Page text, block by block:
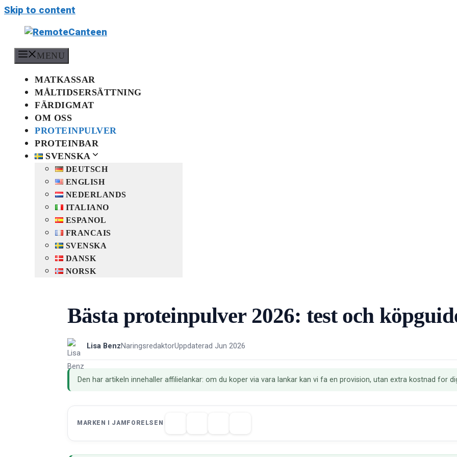
Skip to content
MENU
MATKASSAR
MÅLTIDSERSÄTTNING
FÄRDIGMAT
OM OSS
PROTEINPULVER
PROTEINBAR
SVENSKA
DEUTSCH
ENGLISH
NEDERLANDS
ITALIANO
ESPANOL
FRANCAIS
SVENSKA
DANSK
NORSK
Bästa proteinpulver 2026: test och
Lisa BenzNaringsredaktorUppdaterad Jun 2026
Den har artikeln innehaller affilielankar: om du koper via vara lankar kan vi fa en provision, utan extra kostnad for
MARKEN I JAMFORELSEN